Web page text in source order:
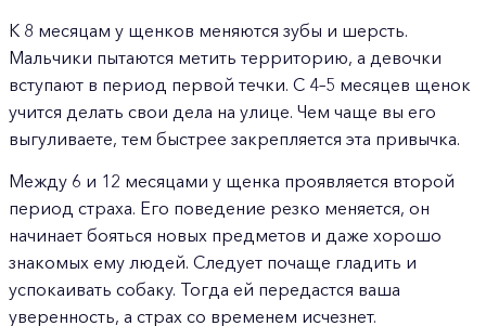
К 8 месяцам у щенков меняются зубы и шерсть.
Мальчики пытаются метить территорию, а девочки
вступают в период первой течки. С 4–5 месяцев щенок
учится делать свои дела на улице. Чем чаще вы его
выгуливаете, тем быстрее закрепляется эта привычка.
Между 6 и 12 месяцами у щенка проявляется второй
период страха. Его поведение резко меняется, он
начинает бояться новых предметов и даже хорошо
знакомых ему людей. Следует почаще гладить и
успокаивать собаку. Тогда ей передастся ваша
уверенность, а страх со временем исчезнет.